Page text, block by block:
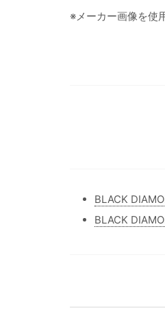
※メーカー画像を使
BLACK
BLACK